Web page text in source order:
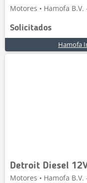
Motores • Hamofa B.V.
Solicitados
Hamofa
Detroit Diesel
Motores • Hamofa B.V.